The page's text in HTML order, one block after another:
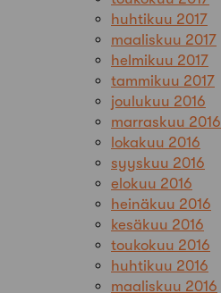
huhtikuu 2017
maaliskuu 2017
helmikuu 2017
tammikuu 2017
joulukuu 2016
marraskuu 2016
lokakuu 2016
syyskuu 2016
elokuu 2016
heinäkuu 2016
kesäkuu 2016
toukokuu 2016
huhtikuu 2016
maaliskuu 2016